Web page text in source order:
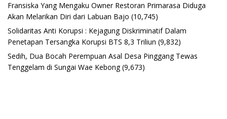
Fransiska Yang Mengaku Owner Restoran Primarasa Diduga
Akan Melarikan Diri dari Labuan Bajo (10,745)
Solidaritas Anti Korupsi : Kejagung Diskriminatif Dalam
Penetapan Tersangka Korupsi BTS 8,3 Triliun (9,832)
Sedih, Dua Bocah Perempuan Asal Desa Pinggang Tewas
Tenggelam di Sungai Wae Kebong (9,673)